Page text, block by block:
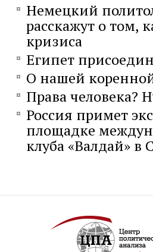
Немецкий
расскажут о том,
кризиса
Египет
О нашей
Права человека?
Россия примет
площадке
клуба «Валдай» в